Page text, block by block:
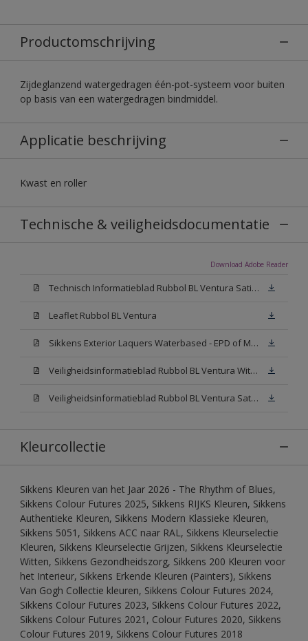
Productomschrijving
Zijdeglanzend watergedragen één-pot-systeem voor buiten
op basis van een watergedragen bindmiddel.
Applicatie beschrijving
Kwast en roller
Technische & veiligheidsdocumentatie
Download Adobe Reader
Technisch Informatieblad Rubbol BL Ventura Satin (PDF)
Leaflet Rubbol BL Ventura
Sikkens Exterior Laquers Waterbased - EPD of Milieuproductverklaring
Veiligheidsinformatieblad Rubbol BL Ventura Wit W05(MSDS)
Veiligheidsinformatieblad Rubbol BL Ventura Satin N00 (MSDS)
Kleurcollectie
Sikkens Kleuren van het Jaar 2026 - The Rhythm of Blues,
Sikkens Colour Futures 2025, Sikkens RIJKS Kleuren, Sikkens
Authentieke Kleuren, Sikkens Modern Klassieke Kleuren,
Sikkens 5051, Sikkens ACC naar RAL, Sikkens Kleurselectie
Kleuren, Sikkens Kleurselectie Grijzen, Sikkens Kleurselectie
Witten, Sikkens Gezondheidszorg, Sikkens 200 Kleuren voor
het Interieur, Sikkens Erkende Kleuren (Painters), Sikkens
Van Gogh Collectie kleuren, Sikkens Colour Futures 2024,
Sikkens Colour Futures 2023, Sikkens Colour Futures 2022,
Sikkens Colour Futures 2021, Colour Futures 2020, Sikkens
Colour Futures 2019, Sikkens Colour Futures 2018